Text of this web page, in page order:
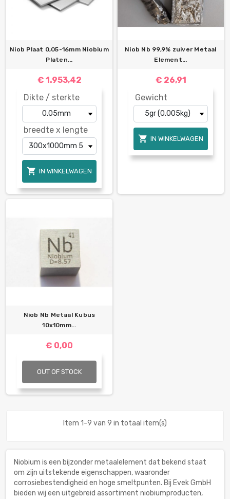
Niob Plaat 0,05-16mm Niobium
Platen...
€ 1.953,42
Dikte / sterkte
breedte x lengte
 IN WINKELWAGEN
Niob Nb 99,9% zuiver Metaal
Element...
€ 26,91
Gewicht
 IN WINKELWAGEN
Niob Nb Metaal Kubus
10x10mm...
€ 0,00
OUT OF STOCK
Item 1-9 van 9 in totaal item(s)
Niobium is een bijzonder metaalelement dat bekend staat
om zijn uitstekende eigenschappen, waaronder
corrosiebestendigheid en hoge smeltpunten. Bij Evek GmbH
bieden wij een uitgebreid assortiment niobiumproducten,